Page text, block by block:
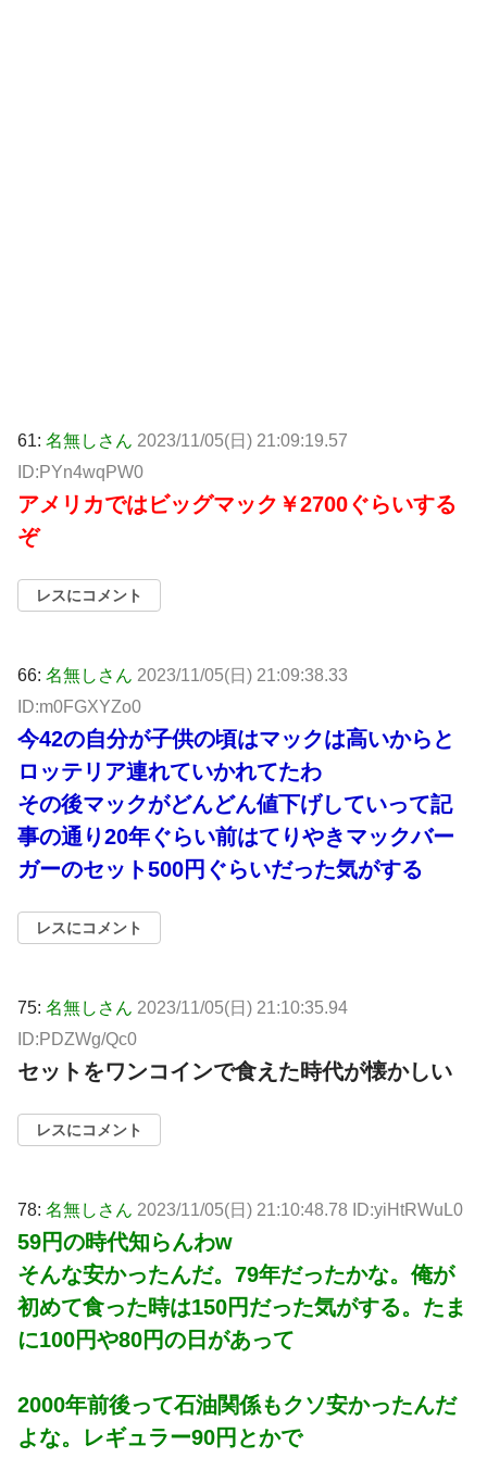
61: 名無しさん 2023/11/05(日) 21:09:19.57
ID:PYn4wqPW0
アメリカではビッグマック￥2700ぐらいする
ぞ
レスにコメント
66: 名無しさん 2023/11/05(日) 21:09:38.33
ID:m0FGXYZo0
今42の自分が子供の頃はマックは高いからと
ロッテリア連れていかれてたわ
その後マックがどんどん値下げしていって記
事の通り20年ぐらい前はてりやきマックバー
ガーのセット500円ぐらいだった気がする
レスにコメント
75: 名無しさん 2023/11/05(日) 21:10:35.94
ID:PDZWg/Qc0
セットをワンコインで食えた時代が懐かしい
レスにコメント
78: 名無しさん 2023/11/05(日) 21:10:48.78 ID:yiHtRWuL0
59円の時代知らんわw
そんな安かったんだ。79年だったかな。俺が
初めて食った時は150円だった気がする。たま
に100円や80円の日があって
2000年前後って石油関係もクソ安かったんだ
よな。レギュラー90円とかで